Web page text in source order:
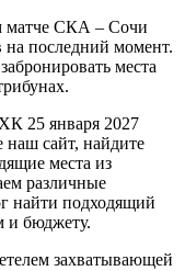
матче СКА – Сочи
последний момент.
места
25 января 2027
наш сайт, найдите
места из
различные
найти подходящий
и бюджету.
захватывающей